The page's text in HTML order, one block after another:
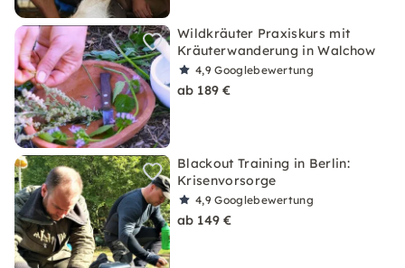
Wildkräuter Praxiskurs mit
Kräuterwanderung in Walchow
4,9Googlebewertung
ab 189 €
Blackout Training in Berlin:
Krisenvorsorge
4,9Googlebewertung
ab 149 €